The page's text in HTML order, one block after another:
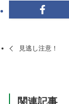
見逃し注意！
関連記事